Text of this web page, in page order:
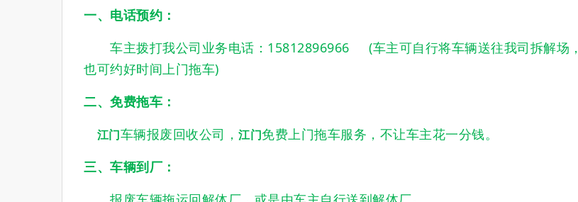
一、电话预约：
车主拨打我公司业务电话：15812896966 (车主可自行将车辆送往我司拆解场，
也可约好时间上门拖车)
二、免费拖车：
江门车辆报废回收公司， 江门免费上门拖车服务，不让车主花一分钱。
三、车辆到厂：